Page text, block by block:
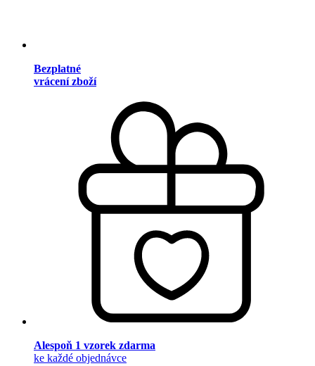
Bezplatné
vrácení zboží
Alespoň 1 vzorek zdarma
ke každé objednávce